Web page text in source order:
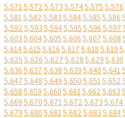
5,5715,5725,5735,5745,5755,576
5,5815,5825,5835,5845,5855,586
5,5925,5935,5945,5955,5965,597
5,6035,6045,6055,6065,6075,608
5,6145,6155,6165,6175,6185,619
5,6255,6265,6275,6285,6295,630
5,6365,6375,6385,6395,6405,641
5,6475,6485,6495,6505,6515,652
5,6585,6595,6605,6615,6625,663
5,6695,6705,6715,6725,6735,674
5,6795,6805,6815,6825,6835,684